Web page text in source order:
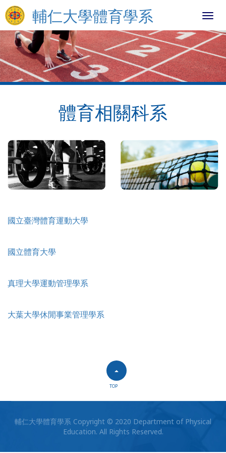
輔仁大學體育學系
體育相關科系
國立臺灣體育運動大學
國立體育大學
真理大學運動管理學系
大葉大學休閒事業管理學系
TOP
輔仁大學體育學系 Copyright © 2020 Department of Physical
Education. All Rights Reserved.